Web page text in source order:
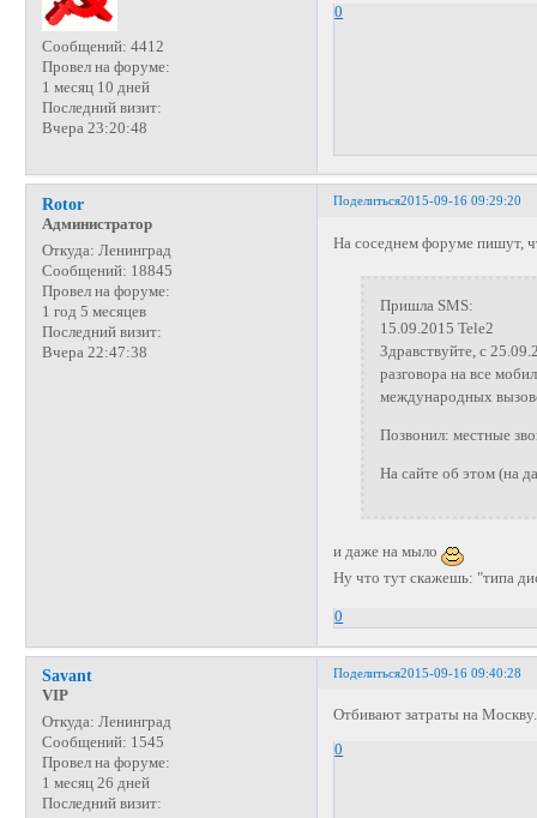
Сообщений: 4412
Провел на форуме:
1 месяц 10 дней
Последний визит:
Вчера 23:20:48
0
Поделиться2015-09-16 09:29:20
Rotor
Администратор
Откуда: Ленинград
Сообщений: 18845
Провел на форуме:
1 год 5 месяцев
Последний визит:
Вчера 22:47:38
На соседнем форуме пишут,
Пришла SMS:
15.09.2015 Tele2
Здравствуйте, с
разговора на все
международных
Позвонил: местные
На сайте об этом (на
и даже на мыло
Ну что тут скажешь: "типа
0
Поделиться2015-09-16 09:40:28
Savant
VIP
Откуда: Ленинград
Сообщений: 1545
Провел на форуме:
1 месяц 26 дней
Последний визит:
Отбивают затраты на
0